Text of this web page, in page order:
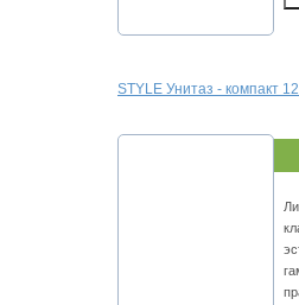
STYLE Унитаз - компакт